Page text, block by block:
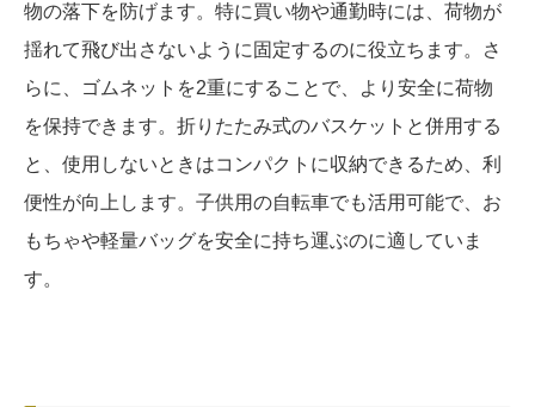
物の落下を防げます。特に買い物や通勤時には、荷物が
揺れて飛び出さないように固定するのに役立ちます。さ
らに、ゴムネットを2重にすることで、より安全に荷物
を保持できます。折りたたみ式のバスケットと併用する
と、使用しないときはコンパクトに収納できるため、利
便性が向上します。子供用の自転車でも活用可能で、お
もちゃや軽量バッグを安全に持ち運ぶのに適していま
す。